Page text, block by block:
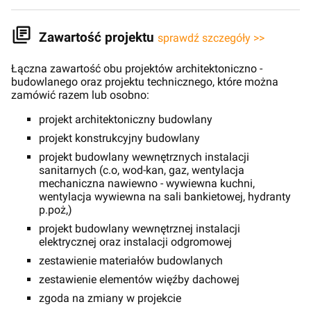
Zawartość projektu sprawdź szczegóły >>
Łączna zawartość obu projektów architektoniczno -
budowlanego oraz projektu technicznego, które można
zamówić razem lub osobno:
projekt architektoniczny budowlany
projekt konstrukcyjny budowlany
projekt budowlany wewnętrznych instalacji
sanitarnych (c.o, wod-kan, gaz, wentylacja
mechaniczna nawiewno - wywiewna kuchni,
wentylacja wywiewna na sali bankietowej, hydranty
p.poż,)
projekt budowlany wewnętrznej instalacji
elektrycznej oraz instalacji odgromowej
zestawienie materiałów budowlanych
zestawienie elementów więźby dachowej
zgoda na zmiany w projekcie